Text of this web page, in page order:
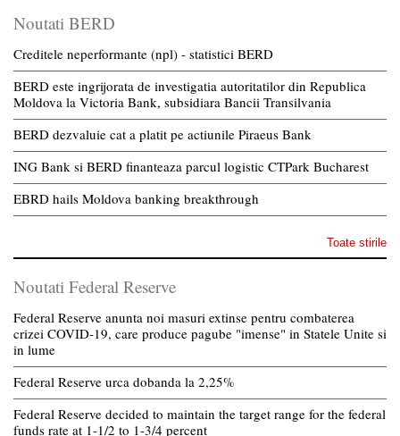
Noutati BERD
Creditele neperformante (npl) - statistici BERD
BERD este ingrijorata de investigatia autoritatilor din Republica
Moldova la Victoria Bank, subsidiara Bancii Transilvania
BERD dezvaluie cat a platit pe actiunile Piraeus Bank
ING Bank si BERD finanteaza parcul logistic CTPark Bucharest
EBRD hails Moldova banking breakthrough
Toate stirile
Noutati Federal Reserve
Federal Reserve anunta noi masuri extinse pentru combaterea
crizei COVID-19, care produce pagube "imense" in Statele Unite si
in lume
Federal Reserve urca dobanda la 2,25%
Federal Reserve decided to maintain the target range for the federal
funds rate at 1-1/2 to 1-3/4 percent